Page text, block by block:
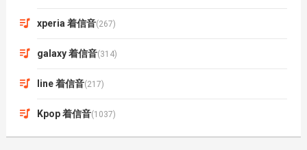
xperia 着信音(267)
galaxy 着信音(314)
line 着信音(217)
Kpop 着信音(1037)